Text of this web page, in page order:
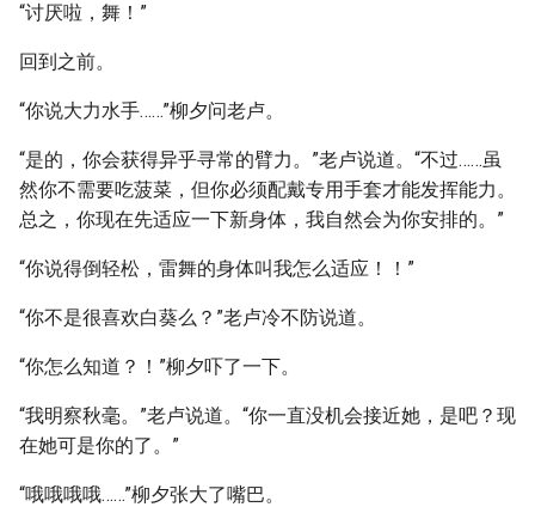
“讨厌啦，舞！”
回到之前。
“你说大力水手……”柳夕问老卢。
“是的，你会获得异乎寻常的臂力。”老卢说道。“不过……虽
然你不需要吃菠菜，但你必须配戴专用手套才能发挥能力。
总之，你现在先适应一下新身体，我自然会为你安排的。”
“你说得倒轻松，雷舞的身体叫我怎么适应！！”
“你不是很喜欢白葵么？”老卢冷不防说道。
“你怎么知道？！”柳夕吓了一下。
“我明察秋毫。”老卢说道。“你一直没机会接近她，是吧？现
在她可是你的了。”
“哦哦哦哦……”柳夕张大了嘴巴。